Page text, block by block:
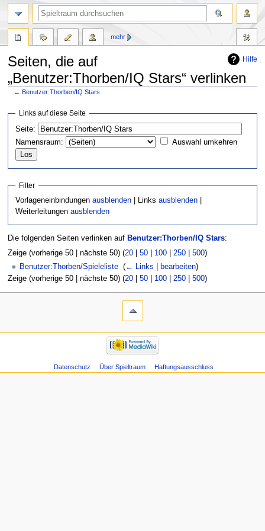
Hilfe
Seiten, die auf
„Benutzer:Thorben/IQ Stars“ verlinken
← Benutzer:Thorben/IQ Stars
springen
springen
Links auf diese Seite
Seite:
Namensraum:
Auswahl umkehren
Filter
Vorlageneinbindungenausblenden | Linksausblenden
Weiterleitungenausblenden
Die folgenden Seiten verlinken auf Benutzer:Thorben/IQ Stars:
Zeige (vorherige 50 | nächste 50) (20| 50| 100| 250| 500)
Benutzer:Thorben/Spieleliste (← Links bearbeiten)
Zeige (vorherige 50 | nächste 50) (20| 50| 100| 250| 500)
mehr
Datenschutz Über Spieltraum Haftungsausschluss